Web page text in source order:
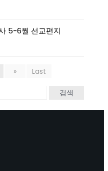
5-6월 선교편지
» Last
검색